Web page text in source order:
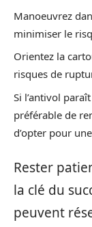
Manoeuvrez
minimiser le
Orientez la
risques de
Si l’antivol
préférable de
d’opter pour
Rester
la clé du
peuvent